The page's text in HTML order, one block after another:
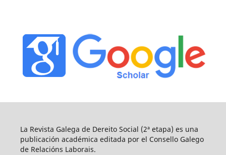
La Revista Galega de Dereito Social (2ª etapa) es una
publicación académica editada por el Consello Galego
de Relacións Laborais.